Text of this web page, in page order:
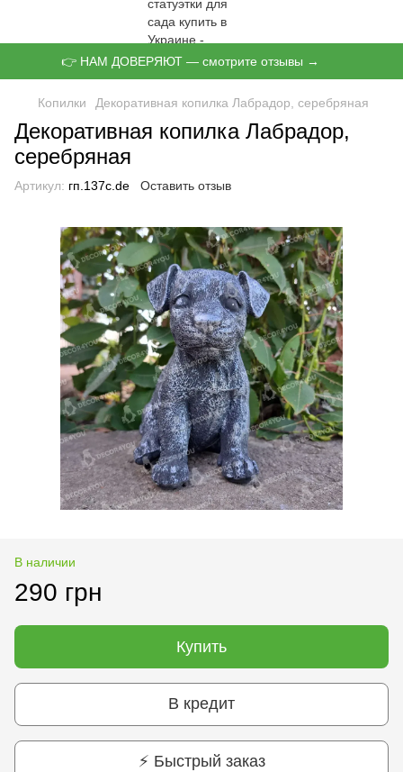
👉 НАМ ДОВЕРЯЮТ — смотрите отзывы →
Копилки Декоративная копилка Лабрадор, серебряная
Декоративная копилка Лабрадор,
серебряная
Артикул: гп.137с.de Оставить отзыв
В наличии
290 грн
Купить
В кредит
⚡ Быстрый заказ